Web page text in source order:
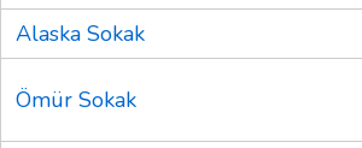
Alaska Sokak
Ömür Sokak